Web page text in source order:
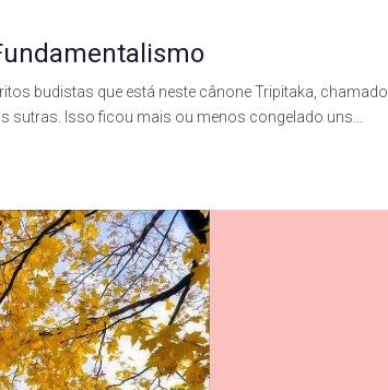
budistas que está neste cânone Tripitaka, chamado
sutras. Isso ficou mais ou menos congelado uns…